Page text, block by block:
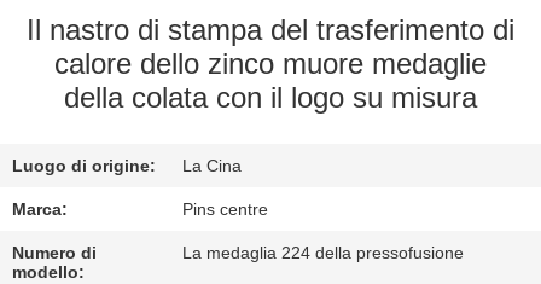
FABBRICA
CONTROLLO
QUALITÀ
CONTATTICI
Il nastro di stampa del trasferimento di
calore dello zinco muore medaglie
della colata con il logo su misura
Luogo di origine: La Cina
Marca: Pins centre
Numero di
modello:
La medaglia 224 della pressofusione